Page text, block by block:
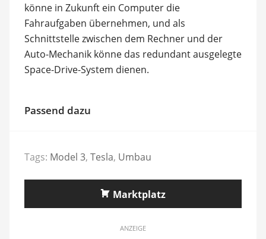
könne in Zukunft ein Computer die
Fahraufgaben übernehmen, und als
Schnittstelle zwischen dem Rechner und der
Auto-Mechanik könne das redundant ausgelegte
Space-Drive-System dienen.
Passend dazu
Tags: Model 3, Tesla, Umbau
Marktplatz
ANZEIGE